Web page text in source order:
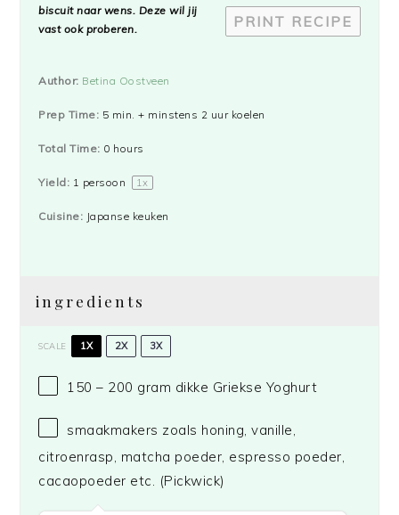
PRINT RECIPE
biscuit naar wens. Deze wil jij
vast ook proberen.
Author: Betina Oostveen
Prep Time: 5 min. + minstens 2 uur koelen
Total Time: 0 hours
Yield: 1 persoon 1x
Cuisine: Japanse keuken
ingredients
SCALE 1X 2X 3X
150 – 200 gram dikke Griekse Yoghurt
smaakmakers zoals honing, vanille,
citroenrasp, matcha poeder, espresso poeder,
cacaopoeder etc.
(Pickwick)